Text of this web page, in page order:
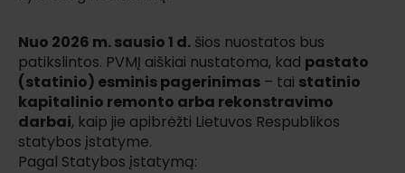
Nuo 2026 m. sausio 1 d. šios nuostatos bus
patikslintos. PVMĮ aiškiai nustatoma, kad pastato
(statinio) esminis pagerinimas – tai statinio
kapitalinio remonto arba rekonstravimo
darbai, kaip jie apibrėžti Lietuvos Respublikos
statybos įstatyme.
Pagal Statybos įstatymą: